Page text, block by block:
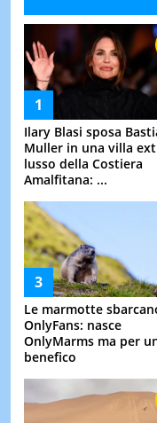
Ilary Blasi sposa
Muller in una villa
lusso della Costiera
Amalfitana: ...
Le marmotte
OnlyFans: nasce
OnlyMarms ma per
benefico